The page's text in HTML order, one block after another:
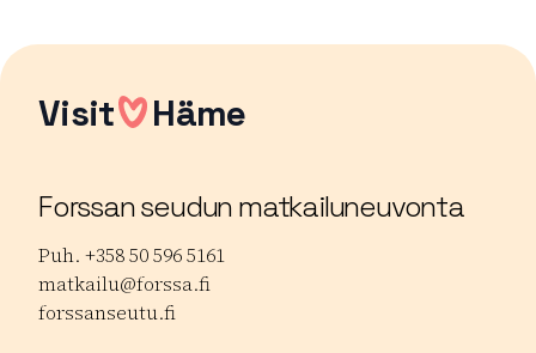
Visit Häme
Forssan seudun matkailuneuvonta
Puh. +358 50 596 5161
matkailu@forssa.fi
forssanseutu.fi